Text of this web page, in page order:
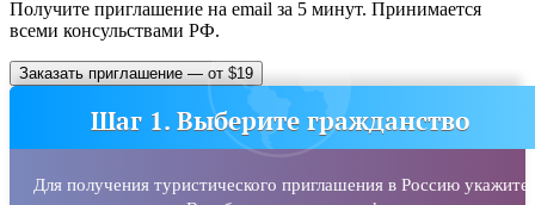
Получите приглашение на email за 5 минут. Принимается
всеми консульствами РФ.
Заказать приглашение — от $19
Шаг 1. Выберите гражданство
Для получения туристического приглашения в Россию укажите